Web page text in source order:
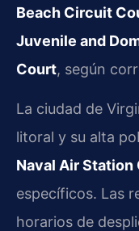
Beach Circuit
Juvenile and
Court, según
La ciudad de
litoral y su alta
Naval Air Station
específicos. Las
horarios de